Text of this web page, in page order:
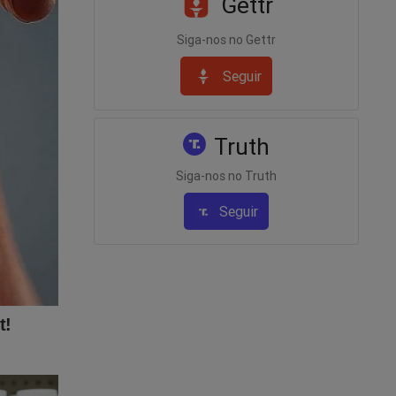
Siga-nos no Gettr
Seguir
Truth
Siga-nos no Truth
Seguir